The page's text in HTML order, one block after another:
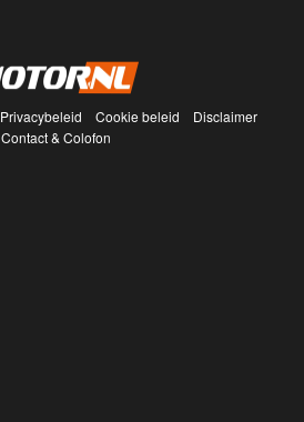
Privacybeleid Cookie beleid
Disclaimer
Contact & Colofon